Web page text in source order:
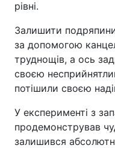
рівні.
Залишити
за допомогою
труднощів, а ось
своєю
потішили своєю
У експерименті з
продемонстрував
залишився